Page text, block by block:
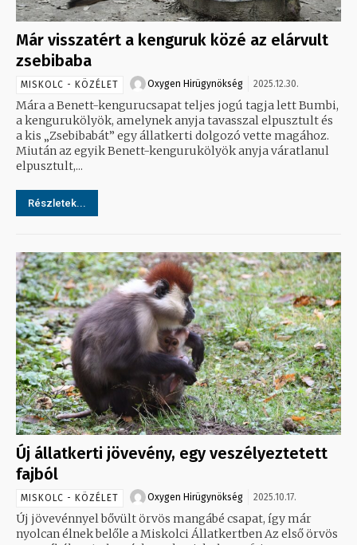
Már visszatért a kenguruk közé az elárvult
zsebibaba
MISKOLC - KÖZÉLET Oxygen Hirügynökség 2025.12.30.
Mára a Benett-kengurucsapat teljes jogú tagja lett Bumbi,
a kengurukölyök, amelynek anyja tavasszal elpusztult és
a kis „Zsebibabát” egy állatkerti dolgozó vette magához.
Miután az egyik Benett-kengurukölyök anyja váratlanul
elpusztult,...
Részletek...
Új állatkerti jövevény, egy veszélyeztetett
fajból
MISKOLC - KÖZÉLET Oxygen Hirügynökség 2025.10.17.
Új jövevénnyel bővült örvös mangábé csapat, így már
nyolcan élnek belőle a Miskolci Állatkertben Az első örvös